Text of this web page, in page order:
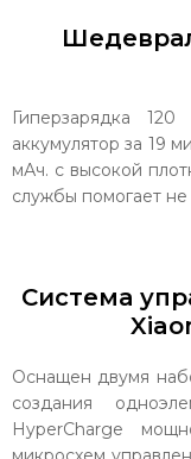
Гиперзарядка
аккумулятор за 19
мАч. с высокой
службы помогает
Система
Оснащен двумя
создания
HyperCharge